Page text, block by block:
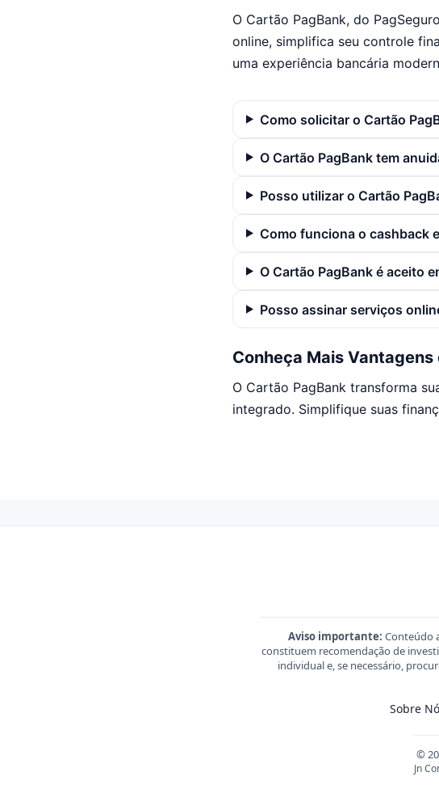
O Cartão PagBank, do
online, simplifica seu controle
uma experiência bancária
Como solicitar o Cartão
O Cartão PagBank tem
Posso utilizar o Cartão
Como funciona o cashback
O Cartão PagBank é aceito
Posso assinar serviços
Conheça Mais
O Cartão PagBank transforma
integrado. Simplifique suas
Aviso importante: Conteúdo
constituem recomendação de
individual e, se necessário,
Sobre
©
Jn